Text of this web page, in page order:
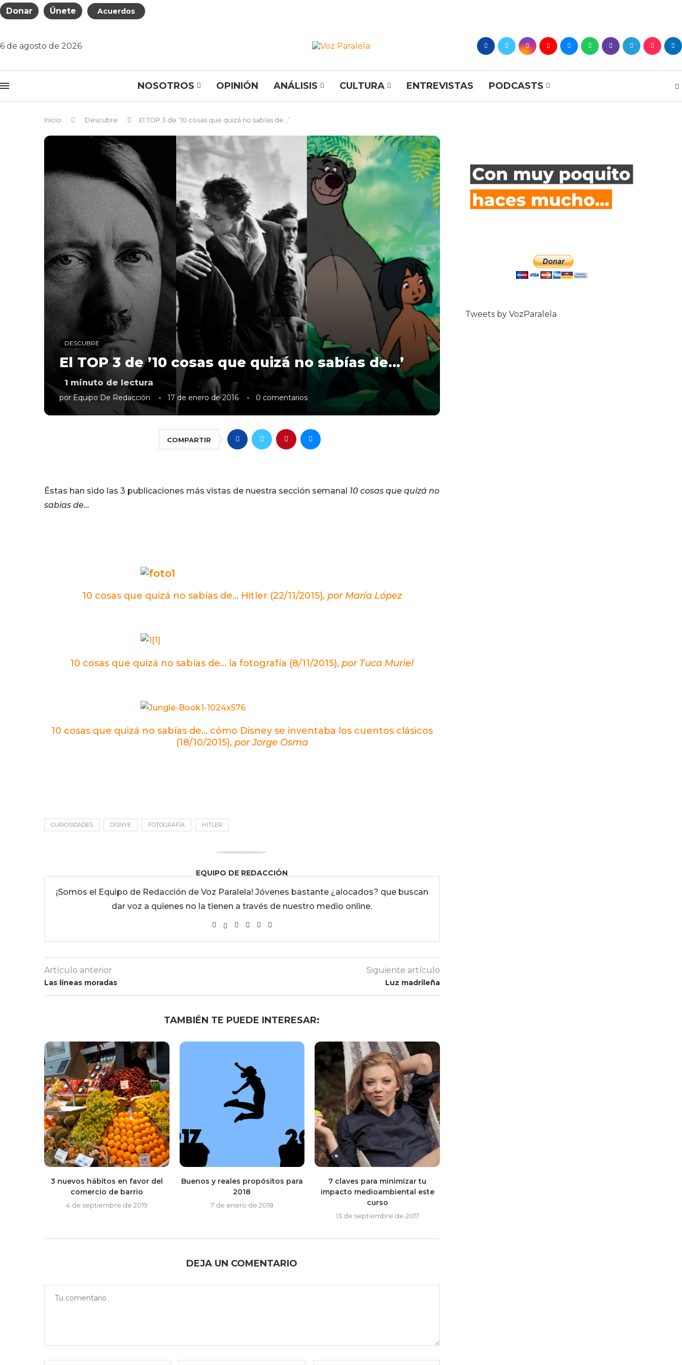
Donar Únete Acuerdos
6 de agosto de 2026
NOSOTROS OPINIÓN ANÁLISIS CULTURA ENTREVISTAS PODCASTS
Inicio Descubre El TOP 3 de ’10 cosas que quizá no sabías de…’
DESCUBRE
El TOP 3 de ’10 cosas que quizá no sabías de…’
1 minuto de lectura
por Equipo De Redacción 17 de enero de 2016 0 comentarios
COMPARTIR
Éstas han sido las 3 publicaciones más vistas de nuestra sección semanal 10 cosas que quizá no
sabías de…
10 cosas que quizá no sabías de… Hitler (22/11/2015),por María López
10 cosas que quizá no sabías de… la fotografía (8/11/2015), por Tuca Muriel
10 cosas que quizá no sabías de… cómo Disney se inventaba los cuentos clásicos
(18/10/2015), por Jorge Osma
CURIOSIDADES DISNYE FOTOGRAFÍA HITLER
EQUIPO DE REDACCIÓN
¡Somos el Equipo de Redacción de Voz Paralela! Jóvenes bastante ¿alocados? que buscan
dar voz a quienes no la tienen a través de nuestro medio online.
Artículo anterior
Las líneas moradas
Siguiente artículo
Luz madrileña
TAMBIÉN TE PUEDE INTERESAR:
3 nuevos hábitos en favor del
comercio de barrio
4 de septiembre de 2019
Buenos y reales propósitos para
2018
7 de enero de 2018
7 claves para minimizar tu
impacto medioambiental este
curso
13 de septiembre de 2017
DEJA UN COMENTARIO
Tweets by VozParalela